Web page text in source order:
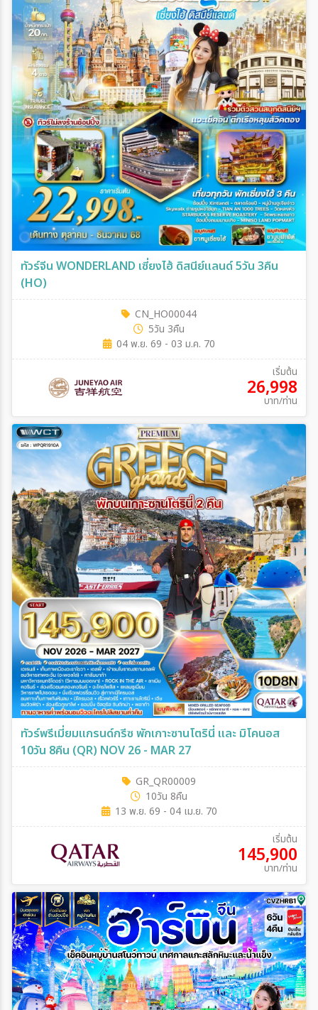
ทัวร์จีน WONDERLAND เซี่ยงไฮ้ ดิสนีย์แลนด์ 5วัน 3คืน
(HO)
CN_HO00044
5วัน 3คืน
04 พ.ย. 69 - 03 ม.ค. 70
เริ่มต้น
26,998
บาท/ท่าน
ทัวร์พรีเมี่ยมแกรนด์กรีซ พักเกาะซานโตรินี่ และ มิโคนอส
10วัน 8คืน (QR) NOV 26 - MAR 27
GR_QR00009
10วัน 8คืน
13 พ.ย. 69 - 04 เม.ย. 70
เริ่มต้น
145,900
บาท/ท่าน